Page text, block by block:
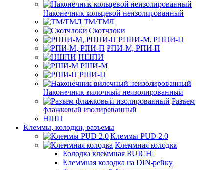
Наконечник кольцевой неизолированный
ТМ/ТМЛ
Скотчлоки
РППИ-М, РППИ-П
РПИ-М, РПИ-П
НШПИ
РШИ-М
РШИ-П
Наконечник вилочный неизолированный
Разъем
флажковый изолированный
НШП
Клеммы, колодки, разъемы
Клеммы PUD 2.0
Клеммная колодка
Колодка клеммная RUICHI
Клеммная колодка на DIN-рейку